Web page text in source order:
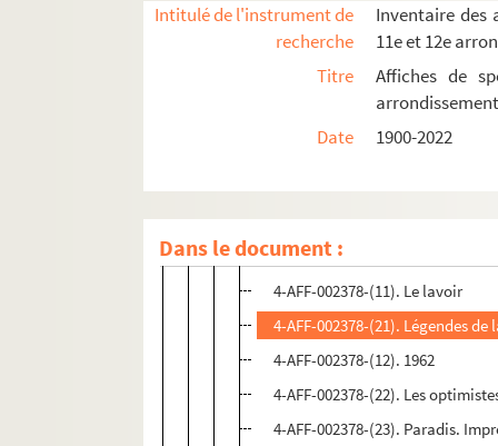
Intitulé de l'instrument de
recherche
Inventaire des
11e et 12e
Titre
Affiches de
Date
1900-2022
Dans le document :
4-AFF-002378-(04). La chance
4-AFF-002378-(20). David
4-AFF-002378-(05). Le dernier
4-AFF-002378-(10). L'indiade ou
4-AFF-002378-(11). Le lavoir
4-AFF-002378-(21). Légendes
4-AFF-002378-(12). 1962
4-AFF-002378-(22). Les
4-AFF-002378-(23). Paradis.